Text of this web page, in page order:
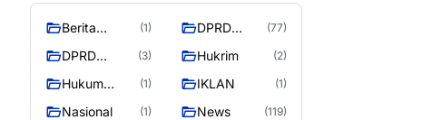
Berita
Raya
(1)
DPRD
Raya
(77)
DPRD
RAYA
(3) Hukrim (2)
Hukum
(1) IKLAN (1)
Nasional (1) News (119)